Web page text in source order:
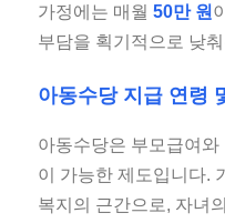
가정에는 매월 50만 원
부담을 획기적으로 낮
아동수당 지급 연령
아동수당은 부모급여
이 가능한 제도입니다.
복지의 근간으로, 자녀